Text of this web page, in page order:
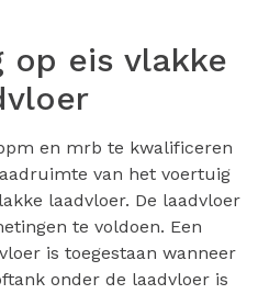
op eis vlakke
en mrb te kwalificeren
van het voertuig
laadvloer. De laadvloer
te voldoen. Een
is toegestaan wanneer
onder de laadvloer is